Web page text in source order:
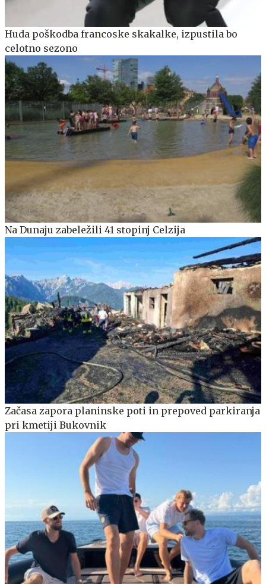
Huda poškodba francoske skakalke, izpustila bo
celotno sezono
Na Dunaju zabeležili 41 stopinj Celzija
Začasa zapora planinske poti in prepoved parkiranja
pri kmetiji Bukovnik